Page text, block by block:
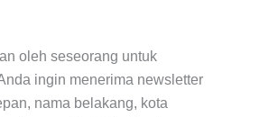
oleh seseorang untuk
ingin menerima newsletter
nama belakang, kota